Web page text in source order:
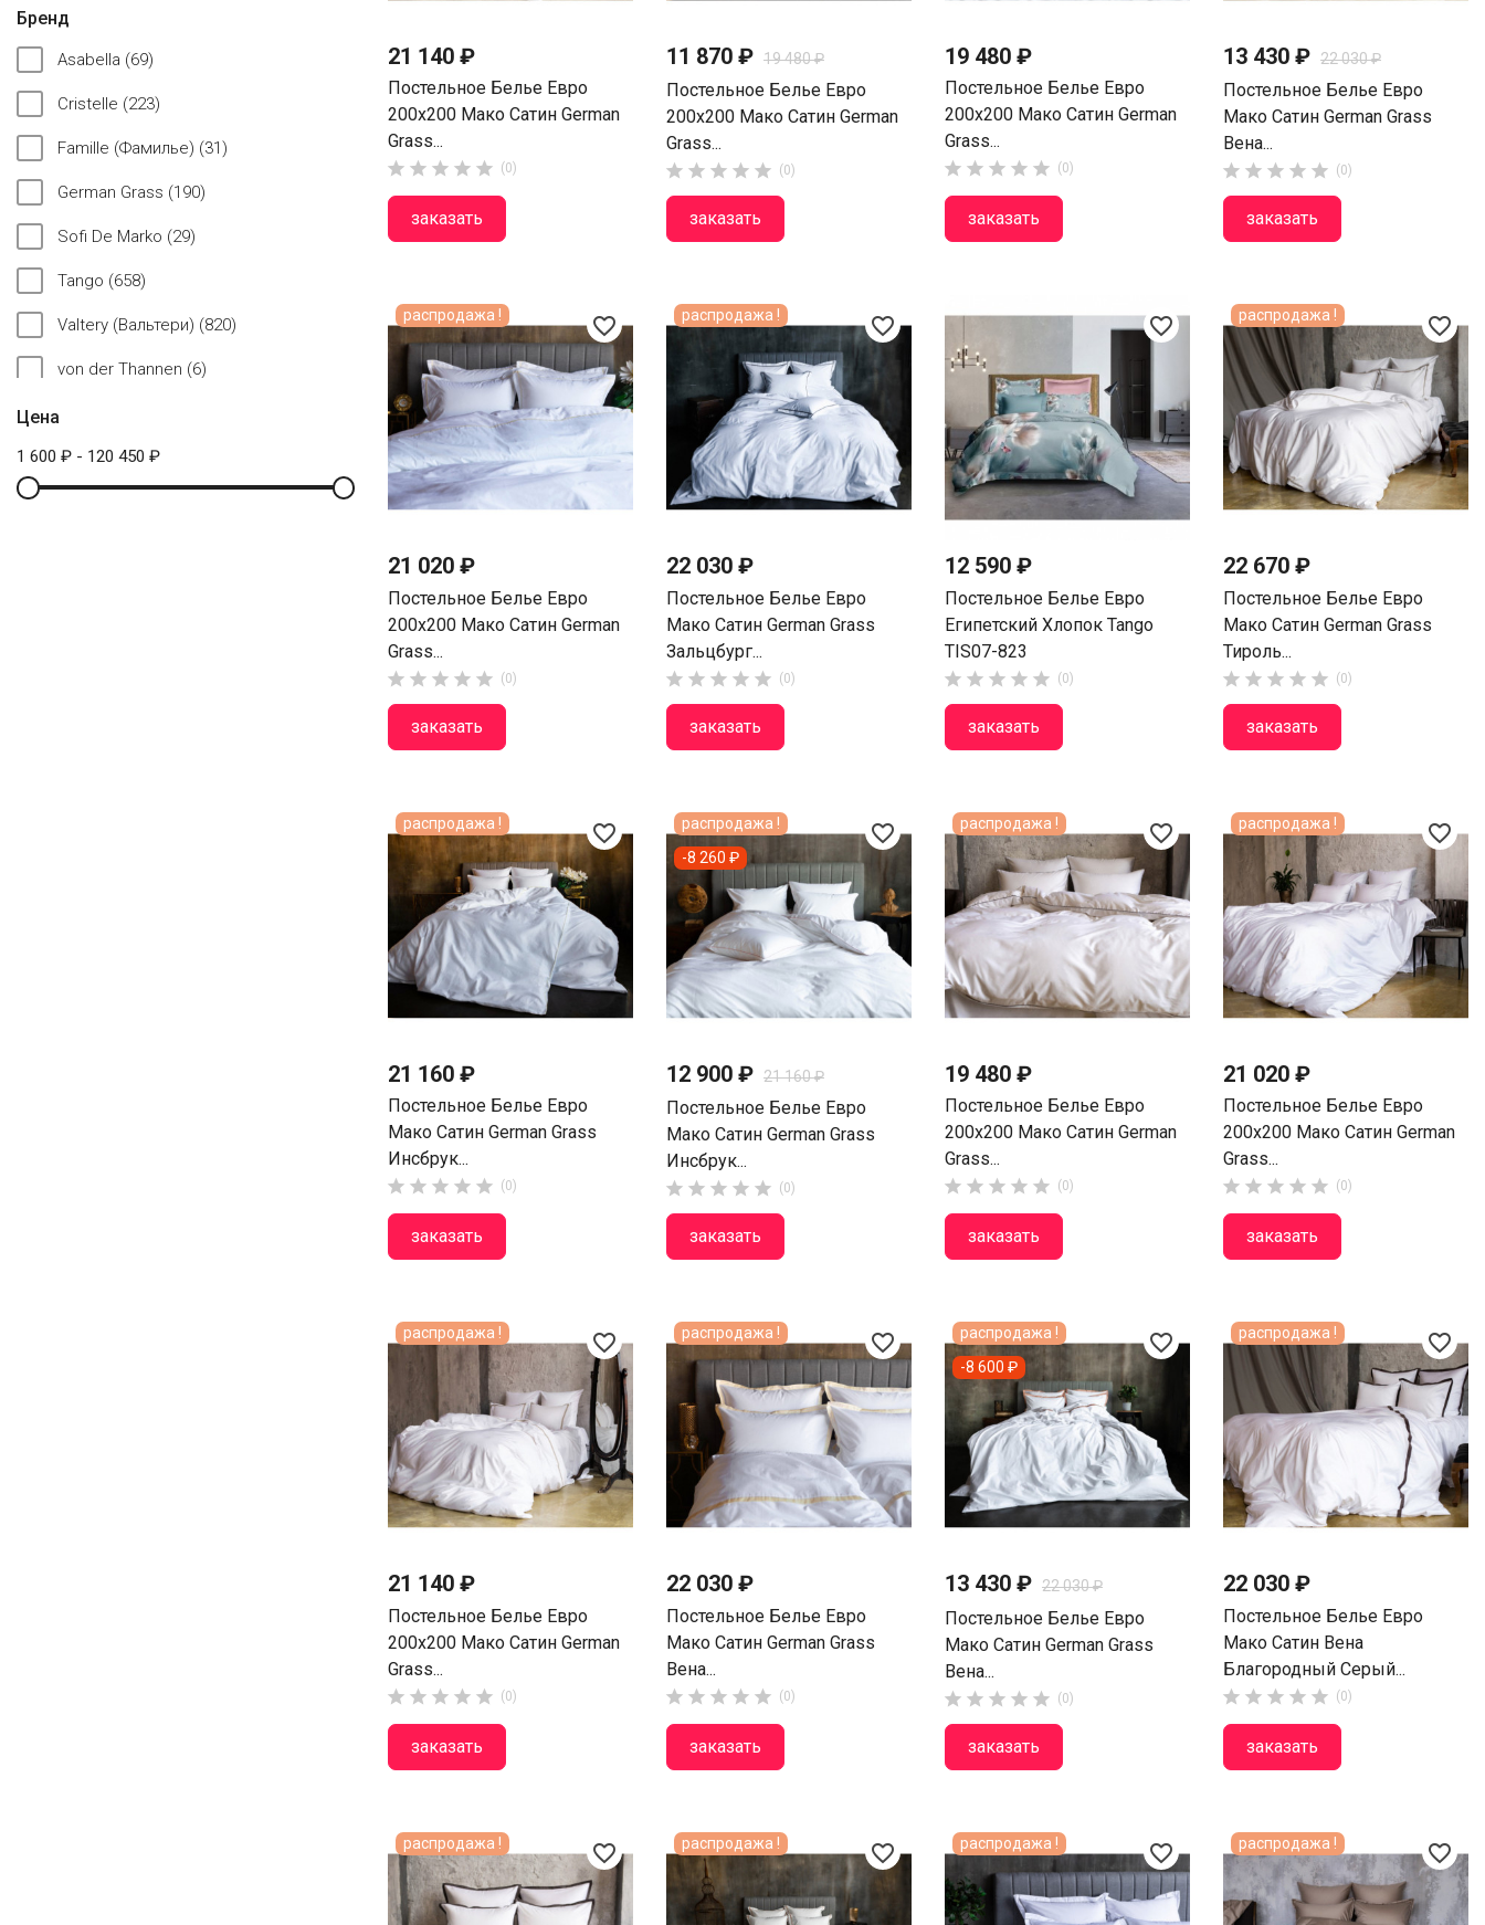
Бренд
Asabella (69)
Cristelle (223)
Famille (Фамилье) (31)
German Grass (190)
Sofi De Marko (29)
Tango (658)
Valtery (Вальтери) (820)
von der Thannen (6)
Цена
1 600 ₽ - 120 450 ₽
21 140 ₽
Постельное Белье Евро
200х200 Мако Сатин German
Grass...
     (0)
заказать
11 870 ₽ 19 480 ₽
Постельное Белье Евро
200х200 Мако Сатин German
Grass...
     (0)
заказать
19 480 ₽
Постельное Белье Евро
200х200 Мако Сатин German
Grass...
     (0)
заказать
13 430 ₽ 22 030 ₽
Постельное Белье Евро
Мако Сатин German Grass
Вена...
     (0)
заказать
favorite_border
21 020 ₽
Постельное Белье Евро
200х200 Мако Сатин German
Grass...
     (0)
заказать
распродажа ! favorite_border
22 030 ₽
Постельное Белье Евро
Мако Сатин German Grass
Зальцбург...
     (0)
заказать
распродажа ! favorite_border
12 590 ₽
Постельное Белье Евро
Египетский Хлопок Tango
TIS07-823
     (0)
заказать
favorite_border
22 670 ₽
Постельное Белье Евро
Мако Сатин German Grass
Тироль...
     (0)
заказать
распродажа !
favorite_border
21 160 ₽
Постельное Белье Евро
Мако Сатин German Grass
Инсбрук...
     (0)
заказать
распродажа ! favorite_border
12 900 ₽ 21 160 ₽
Постельное Белье Евро
Мако Сатин German Grass
Инсбрук...
     (0)
заказать
распродажа !
-8 260 ₽
favorite_border
19 480 ₽
Постельное Белье Евро
200х200 Мако Сатин German
Grass...
     (0)
заказать
распродажа ! favorite_border
21 020 ₽
Постельное Белье Евро
200х200 Мако Сатин German
Grass...
     (0)
заказать
распродажа !
favorite_border
21 140 ₽
Постельное Белье Евро
200х200 Мако Сатин German
Grass...
     (0)
заказать
распродажа ! favorite_border
22 030 ₽
Постельное Белье Евро
Мако Сатин German Grass
Вена...
     (0)
заказать
распродажа ! favorite_border
13 430 ₽ 22 030 ₽
Постельное Белье Евро
Мако Сатин German Grass
Вена...
     (0)
заказать
распродажа !
-8 600 ₽
favorite_border
22 030 ₽
Постельное Белье Евро
Мако Сатин Вена
Благородный Серый...
     (0)
заказать
распродажа !
favorite_border
распродажа ! favorite_border
распродажа ! favorite_border
распродажа ! favorite_border
распродажа !